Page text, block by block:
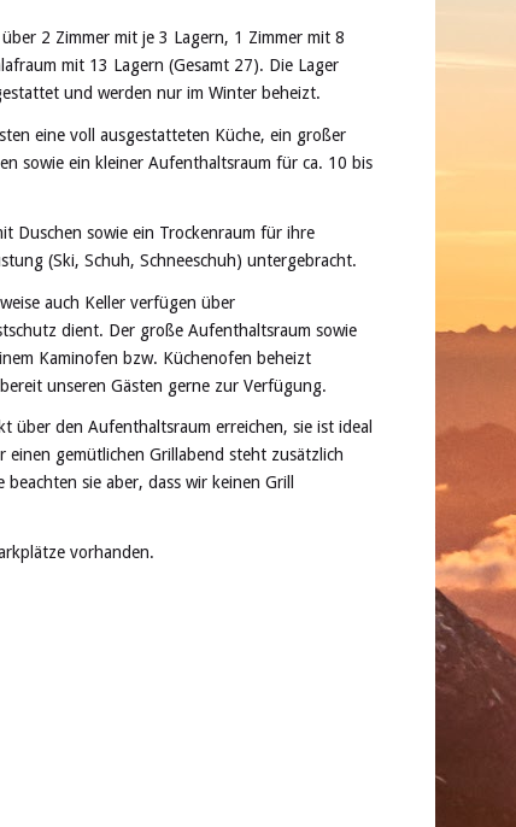
2 Zimmer mit je 3 Lagern, 1 Zimmer mit 8
mit 13 Lagern (Gesamt 27). Die Lager
und werden nur im Winter beheizt.
eine voll ausgestatteten Küche, ein großer
sowie ein kleiner Aufenthaltsraum für ca. 10 bis
Duschen sowie ein Trockenraum für ihre
(Ski, Schuh, Schneeschuh) untergebracht.
auch Keller verfügen über
dient. Der große Aufenthaltsraum sowie
Kaminofen bzw. Küchenofen beheizt
unseren Gästen gerne zur Verfügung.
über den Aufenthaltsraum erreichen, sie ist ideal
einen gemütlichen Grillabend steht zusätzlich
sie aber, dass wir keinen Grill
vorhanden.